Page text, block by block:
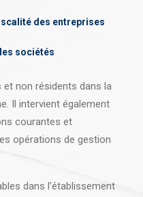
des entreprises
sociétés
et non résidents dans la
Il intervient également
courantes et
opérations de gestion
dans l’établissement